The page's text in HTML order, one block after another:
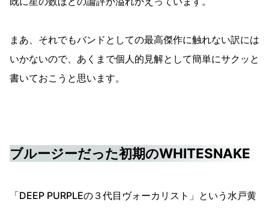
まあ、それでもバンドとしての最高傑作に触れない訳には
いかないので、あくまで個人的見解として簡単にサクッと
書いておこうと思います。
ブルージーだった初期のWHITESNAKE
「DEEP PURPLEの３代目ヴォーカリスト」という水戸黄